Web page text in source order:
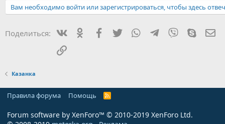
Вам необходимо войти или зарегистрироваться, чтобы здесь
Поделиться: ВконтактеОдноклассники
Facebook
TwitterWhatsAppTelegram
Viber Skype
Ссылка
Казанка
Правила форума Помощь
R
Forum software by XenForo™ © 2010-2019 XenForo Ltd.